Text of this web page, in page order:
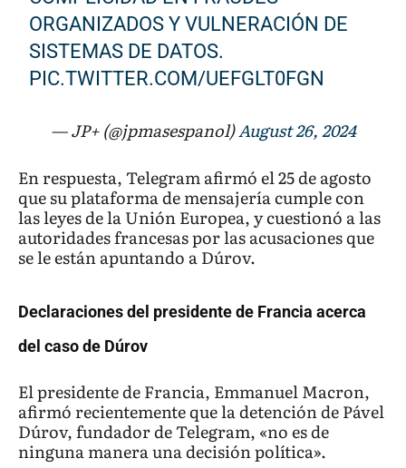
ORGANIZADOS Y VULNERACIÓN DE
SISTEMAS DE DATOS.
PIC.TWITTER.COM/UEFGLT0FGN
— JP+ (@jpmasespanol)August 26, 2024
En respuesta, Telegram afirmó el 25 de agosto
que su plataforma de mensajería cumple con
las leyes de la Unión Europea, y cuestionó a las
autoridades francesas por las acusaciones que
se le están apuntando a Dúrov.
Declaraciones del presidente de Francia acerca
del caso de Dúrov
El presidente de Francia, Emmanuel Macron,
afirmó recientemente que la detención de Pável
Dúrov, fundador de Telegram, «no es de
ninguna manera una decisión política».